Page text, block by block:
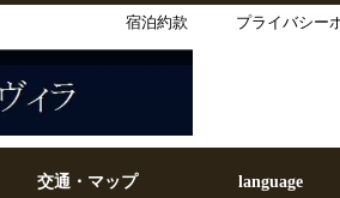
宿泊約款 プライバシー
交通・マップ language